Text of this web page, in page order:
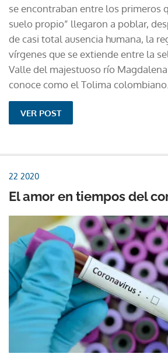
se encontraban entre los primeros
suelo propio” llegaron a poblar,
de casi total ausencia humana, la
vírgenes que se extiende entre la
Valle del majestuoso río
conoce como el Tolima colombiano.
VER POST
22 2020
El amor en tiempos del